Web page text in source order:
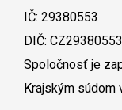
IČ: 29380553
DIČ: CZ29380553
Spoločnosť je
Krajským súdom